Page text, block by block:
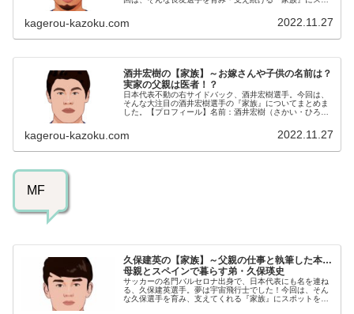
kagerou-kazoku.com 2022.11.27
酒井宏樹の【家族】～お嫁さんや子供の名前は？
実家の父親は医者！？
日本代表不動の右サイドバック、酒井宏樹選手。今回は、
そんな大注目の酒井宏樹選手の『家族』についてまとめま
した。【プロフィール】名前：酒井宏樹（さかい・ひろ
kagerou-kazoku.com 2022.11.27
MF
久保建英の【家族】～父親の仕事と執筆した本…
母親とスペインで暮らす弟・久保瑛史
サッカーの名門バルセロナ出身で、日本代表にも名を連ね
る、久保建英選手。夢は宇宙飛行士でした！今回は、そん
な久保選手を育み、支えてくれる『家族』にスポットを当